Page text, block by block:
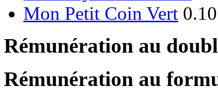
Mon Petit Coin Vert
Rémunération au
Rémunération au